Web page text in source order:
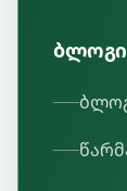
ბლოგი